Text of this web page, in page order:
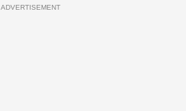
ADVERTISEMENT